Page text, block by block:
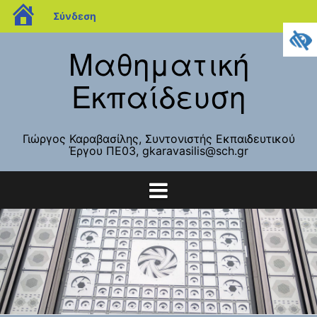
blogs.sch.gr
Σύνδεση
Μαθηματική
Εκπαίδευση
Γιώργος Καραβασίλης, Συντονιστής Εκπαιδευτικού
Έργου ΠΕ03, gkaravasilis@sch.gr